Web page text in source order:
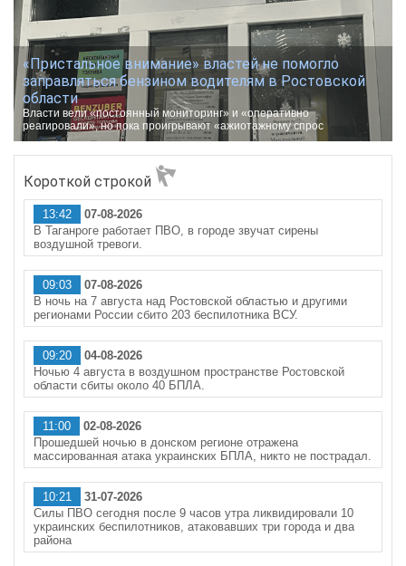
«Пристальное внимание» властей не помогло
заправляться бензином водителям в Ростовской
области
Власти вели «постоянный мониторинг» и «оперативно
реагировали», но пока проигрывают «ажиотажному спрос
Короткой строкой
13:42
07-08-2026
В Таганроге работает ПВО, в городе звучат сирены
воздушной тревоги.
09:03
07-08-2026
В ночь на 7 августа над Ростовской областью и другими
регионами России сбито 203 беспилотника ВСУ.
09:20
04-08-2026
Ночью 4 августа в воздушном пространстве Ростовской
области сбиты около 40 БПЛА.
11:00
02-08-2026
Прошедшей ночью в донском регионе отражена
массированная атака украинских БПЛА, никто не пострадал.
10:21
31-07-2026
Силы ПВО сегодня после 9 часов утра ликвидировали 10
украинских беспилотников, атаковавших три города и два
района